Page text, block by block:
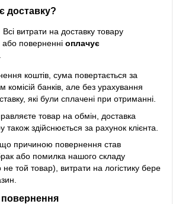
доставку?
Всі витрати на доставку товару
або поверненні оплачує
.
коштів, сума повертається за
комісій банків, але без урахування
які були сплачені при отриманні.
товар на обмін, доставка
також здійснюється за рахунок клієнта.
причиною повернення став
або помилка нашого складу
не той товар), витрати на логістику бере